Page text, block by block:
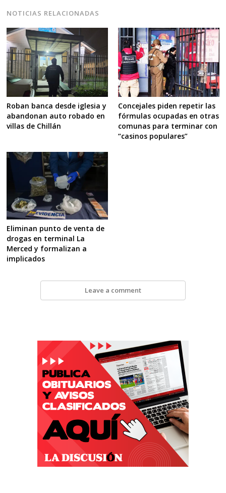
NOTICIAS RELACIONADAS
Roban banca desde iglesia y
abandonan auto robado en
villas de Chillán
Concejales piden repetir las
fórmulas ocupadas en otras
comunas para terminar con
“casinos populares”
Eliminan punto de venta de
drogas en terminal La
Merced y formalizan a
implicados
Leave a comment